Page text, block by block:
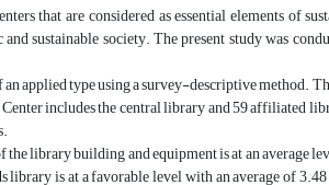
that are considered as essential elements of
sustainable society. The present study was
an applied type using a survey-descriptive method.
includes the central library and 59 affiliated
library building and equipment is at an average
library is at a favorable level with an average of